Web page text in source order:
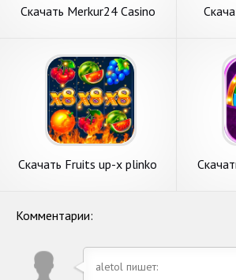
Скачать Merkur24 Casino
Скачать Fruits up-x plinko
Комментарии:
aletol пишет: